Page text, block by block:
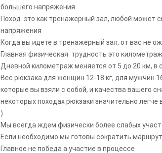
большего напряжения
Поход это как тренажерный зал, любой может
напряжения
Когда вы идете в тренажерный зал, от вас не
Главная физическая трудность это
Дневной километраж меняется от 5 до 20 км, в
Вес рюкзака для женщин 12-18 кг, для мужчин
которые вы взяли с собой, и качества вашего
некоторых походах рюкзаки значительно
)
Мы всегда ждем физически более слабых
Если необходимо мы готовы сократить
Главное не победа а участие в процессе